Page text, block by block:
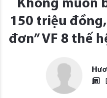
Không muốn
150 triệu
đơn” VF 8 thế